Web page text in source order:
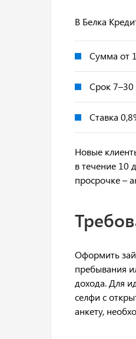
В Белка
Сумма от
Срок 7–30
Ставка
Новые
в течение 10
просрочке –
Оформить
пребывания
дохода. Для
селфи с
анкету,